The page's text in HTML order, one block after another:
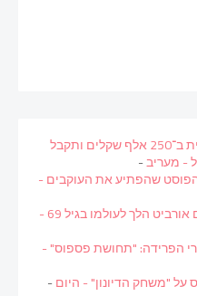
"זאת אראלה ממפעל הפיס. זכית ב־250 אלף שקלים ותקבל
-
שהפתיע את העוקבים -
המפיק המוזיקלי הבריטי ויליאם אורביט הלך לעולמו בגיל 69 -
הפרידה: "תחושת פספוס" -
"משחק הדיונון" - היום-